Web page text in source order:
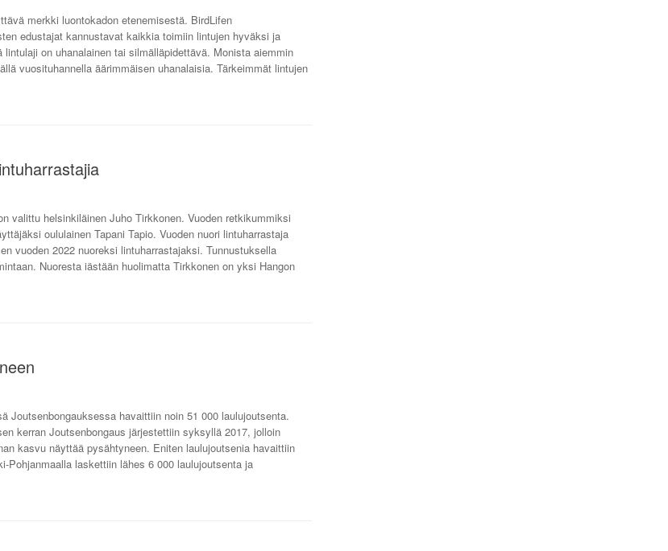
merkki luontokadon etenemisestä. BirdLifen
edustajat kannustavat kaikkia toimiin lintujen hyväksi ja
on uhanalainen tai silmälläpidettävä. Monista aiemmin
vuosituhannella äärimmäisen uhanalaisia. Tärkeimmät lintujen
valittu helsinkiläinen Juho Tirkkonen. Vuoden retkikummiksi
oululainen Tapani Tapio. Vuoden nuori lintuharrastaja
vuoden 2022 nuoreksi lintuharrastajaksi. Tunnustuksella
Nuoresta iästään huolimatta Tirkkonen on yksi Hangon
Joutsenbongauksessa havaittiin noin 51 000 laulujoutsenta.
kerran Joutsenbongaus järjestettiin syksyllä 2017, jolloin
kasvu näyttää pysähtyneen. Eniten laulujoutsenia havaittiin
Pohjanmaalla laskettiin lähes 6 000 laulujoutsenta ja